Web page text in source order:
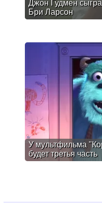
Джон Гудмен
Бри Ларсон
У мультфильма
будет третья часть